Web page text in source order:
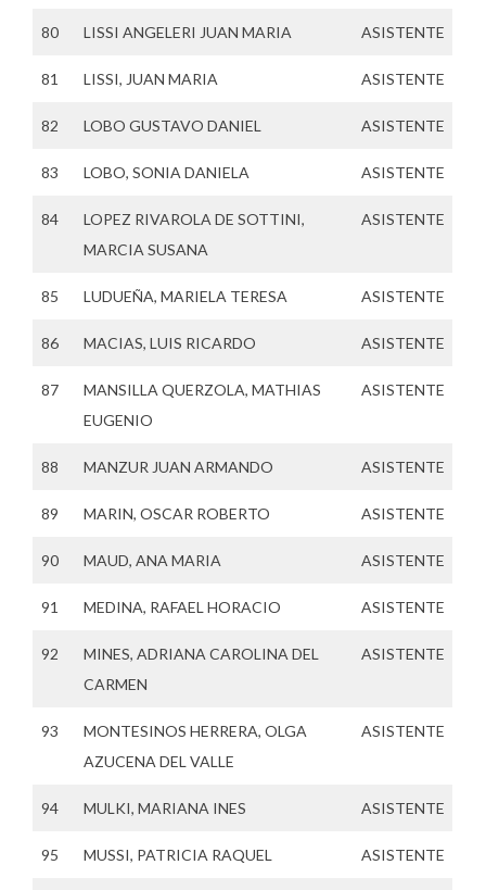
80 LISSI ANGELERI JUAN MARIA ASISTENTE
81 LISSI, JUAN MARIA ASISTENTE
82 LOBO GUSTAVO DANIEL ASISTENTE
83 LOBO, SONIA DANIELA ASISTENTE
84
LOPEZ RIVAROLA DE SOTTINI,
MARCIA SUSANA
ASISTENTE
85 LUDUEÑA, MARIELA TERESA ASISTENTE
86 MACIAS, LUIS RICARDO ASISTENTE
87
MANSILLA QUERZOLA, MATHIAS
EUGENIO
ASISTENTE
88 MANZUR JUAN ARMANDO ASISTENTE
89 MARIN, OSCAR ROBERTO ASISTENTE
90 MAUD, ANA MARIA ASISTENTE
91 MEDINA, RAFAEL HORACIO ASISTENTE
92
MINES, ADRIANA CAROLINA DEL
CARMEN
ASISTENTE
93
MONTESINOS HERRERA, OLGA
AZUCENA DEL VALLE
ASISTENTE
94 MULKI, MARIANA INES ASISTENTE
95 MUSSI, PATRICIA RAQUEL ASISTENTE